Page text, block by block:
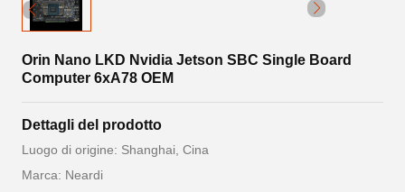
Orin Nano LKD Nvidia Jetson SBC Single Board
Computer 6xA78 OEM
Dettagli del prodotto
Luogo di origine: Shanghai, Cina
Marca: Neardi